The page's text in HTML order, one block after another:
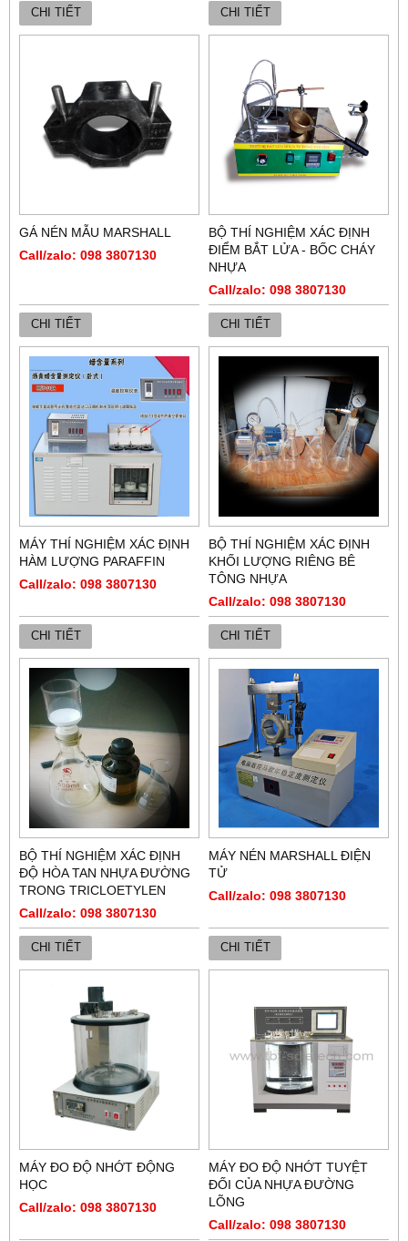
CHI TIẾT CHI TIẾT
GÁ NÉN MẪU MARSHALL
Call/zalo: 098 3807130
CHI TIẾT
BỘ THÍ NGHIỆM XÁC ĐỊNH
ĐIỂM BẮT LỬA - BỐC CHÁY
NHỰA
Call/zalo: 098 3807130
CHI TIẾT
MÁY THÍ NGHIỆM XÁC ĐỊNH
HÀM LƯỢNG PARAFFIN
Call/zalo: 098 3807130
CHI TIẾT
BỘ THÍ NGHIỆM XÁC ĐỊNH
KHỐI LƯỢNG RIÊNG BÊ
TÔNG NHỰA
Call/zalo: 098 3807130
CHI TIẾT
BỘ THÍ NGHIỆM XÁC ĐỊNH
ĐỘ HÒA TAN NHỰA ĐƯỜNG
TRONG TRICLOETYLEN
Call/zalo: 098 3807130
CHI TIẾT
MÁY NÉN MARSHALL ĐIỆN
TỬ
Call/zalo: 098 3807130
CHI TIẾT
MÁY ĐO ĐỘ NHỚT ĐỘNG
HỌC
Call/zalo: 098 3807130
MÁY ĐO ĐỘ NHỚT TUYỆT
ĐỐI CỦA NHỰA ĐƯỜNG
LÕNG
Call/zalo: 098 3807130